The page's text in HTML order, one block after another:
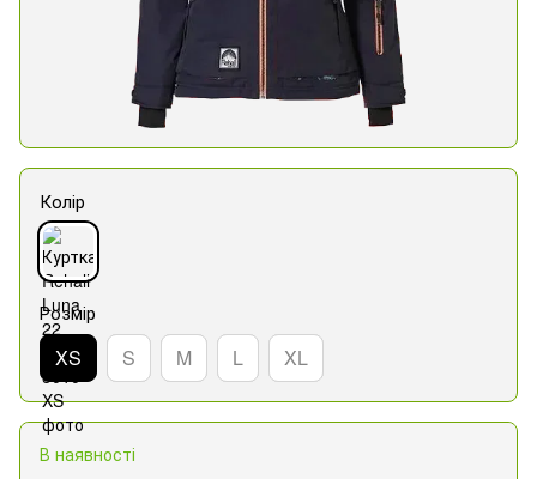
Колір
Розмір
XS S M L XL
В наявності